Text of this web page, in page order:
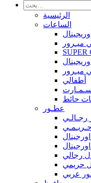
الرئيسية
الساعات
ميـرور
SUPER
ميـرور
أطفالي
حائط
عطـور
رجالي
حريمي
عربي